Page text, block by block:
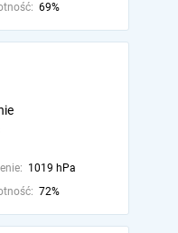
69%
1019 hPa
72%